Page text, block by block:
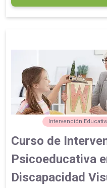
Intervención
Curso de
Psicoeducativa
Discapacidad